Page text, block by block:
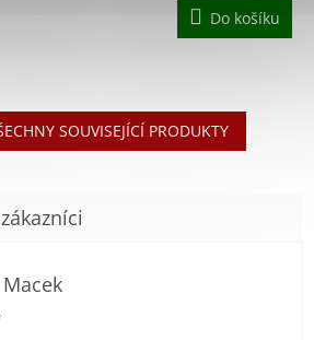
Do košíku
SOUVISEJÍCÍ PRODUKTY
obchodu je 5 z 5 hvězdiček.